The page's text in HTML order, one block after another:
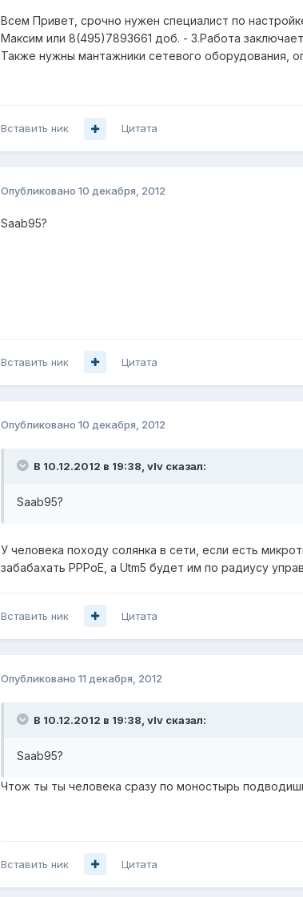
Всем Привет, срочно нужен специалист по
Максим или 8(495)7893661 доб. - 3.Работа
Также нужны мантажники сетевого оборудования,
Вставить ник Цитата
Опубликовано 10 декабря, 2012
Saab95?
Вставить ник Цитата
Опубликовано 10 декабря, 2012
В 10.12.2012 в 19:38, vIv сказал:
Saab95?
У человека походу солянка в сети, если есть
забабахать PPPoE, а Utm5 будет им по радиусу
Вставить ник Цитата
Опубликовано 11 декабря, 2012
В 10.12.2012 в 19:38, vIv сказал:
Saab95?
Чтож ты ты человека сразу по моностырь
Вставить ник Цитата